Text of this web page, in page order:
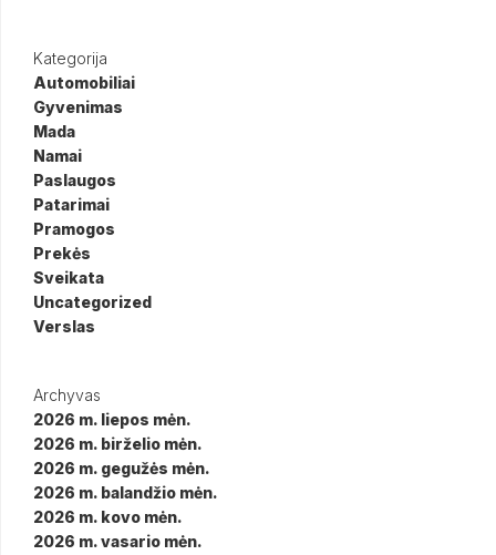
Kategorija
Automobiliai
Gyvenimas
Mada
Namai
Paslaugos
Patarimai
Pramogos
Prekės
Sveikata
Uncategorized
Verslas
Archyvas
2026 m. liepos mėn.
2026 m. birželio mėn.
2026 m. gegužės mėn.
2026 m. balandžio mėn.
2026 m. kovo mėn.
2026 m. vasario mėn.